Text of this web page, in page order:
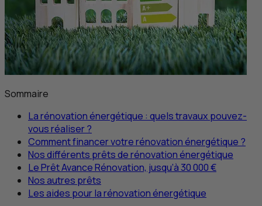
Sommaire
La rénovation énergétique : quels travaux pouvez-
vous réaliser ?
Comment financer votre rénovation énergétique ?
Nos différents prêts de rénovation énergétique
Le Prêt Avance Rénovation, jusqu’à 30 000 €
Nos autres prêts
Les aides pour la rénovation énergétique